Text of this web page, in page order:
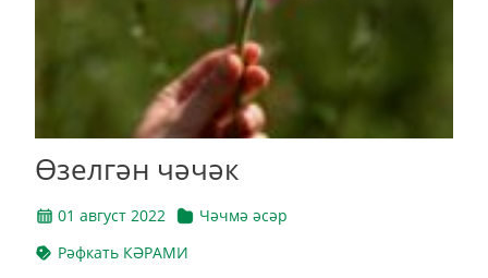
Өзелгән чәчәк
01 август 2022
Чәчмә әсәр
Рәфкать КӘРАМИ